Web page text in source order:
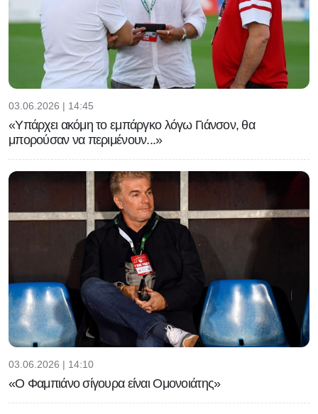
03.06.2026 | 14:45
«Υπάρχει ακόμη το εμπάργκο λόγω Γιάνσον, θα
μπορούσαν να περιμένουν...»
03.06.2026 | 14:10
«Ο Φαμπιάνο σίγουρα είναι Ομονοιάτης»